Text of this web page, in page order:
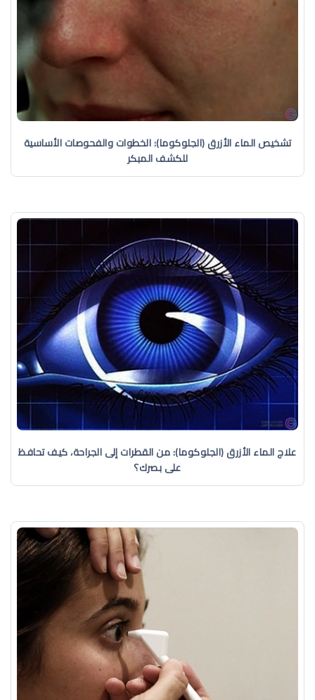
تشخيص الماء الأزرق (الجلوكوما): الخطوات والفحوصات الأساسية
للكشف المبكر
علاج الماء الأزرق (الجلوكوما): من القطرات إلى الجراحة، كيف تحافظ
على بصرك؟